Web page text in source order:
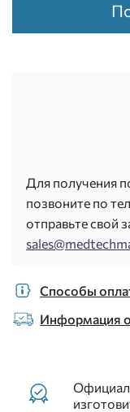
Для получения
позвоните по
отправьте свой
Способы
Информация